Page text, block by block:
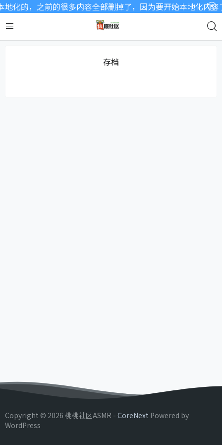
化的，之前的很多内容全部删掉了，因为要开始本地化内
存档
Copyright © 2026 桃桃社区ASMR - CoreNext Powered by
WordPress